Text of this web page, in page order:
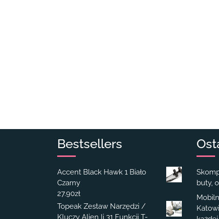
Bestsellers
Accent Black Hawk 1 Biało
Czarny
27.90zł
Topeak Zestaw Narzędzi /
buty,